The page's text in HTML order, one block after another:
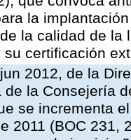
la
la calidad de
certificación
2012, de la
de la Consejería
se incrementa
2011 (BOC 231,